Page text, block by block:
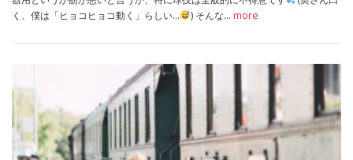
く、僕は「ヒョコヒョコ動く」らしい…
) そんな… more